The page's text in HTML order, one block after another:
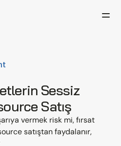
Sessiz
Satış
vermek risk mi, fırsat
satıştan faydalanır,